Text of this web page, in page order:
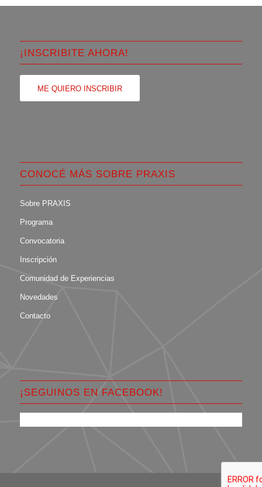
¡INSCRIBITE AHORA!
ME QUIERO INSCRIBIR
CONOCÉ MÁS SOBRE PRAXIS
Sobre PRAXIS
Programa
Convocatoria
Inscripción
Comunidad de Experiencias
Novedades
Contacto
¡SEGUINOS EN FACEBOOK!